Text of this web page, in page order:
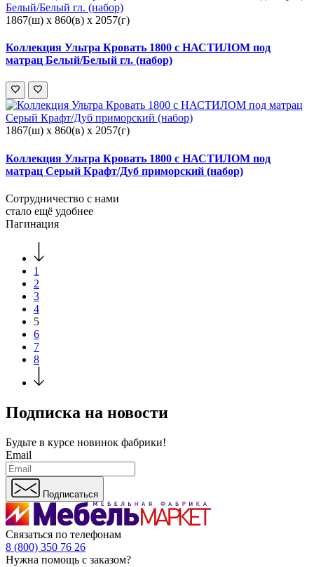
1867(ш) x 860(в) x 2057(г)
Коллекция Ультра Кровать 1800 с НАСТИЛОМ под
матрац Белый/Белый гл. (набор)
1867(ш) x 860(в) x 2057(г)
Коллекция Ультра Кровать 1800 с НАСТИЛОМ под
матрац Серый Крафт/Дуб приморский (набор)
Сотрудничество с нами
стало ещё удобнее
Пагинация
1
2
3
4
5
6
7
8
Подписка на новости
Будьте в курсе новинок фабрики!
Email
Подписаться
Связаться по телефонам
8 (800) 350 76 26
Нужна помощь с заказом?